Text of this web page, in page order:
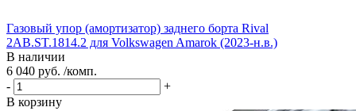
Газовый упор (амортизатор) заднего борта Rival
2AB.ST.1814.2 для Volkswagen Amarok (2023-н.в.)
В наличии
6 040 руб. /комп.
-
+
В корзину